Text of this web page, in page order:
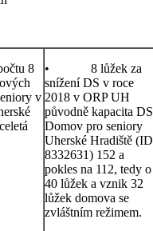
8
v
• 8 lůžek za
snížení DS v roce
2018 v ORP UH
původně kapacita DS
Domov pro seniory
Uherské Hradiště (ID
8332631) 152 a
pokles na 112, tedy o
40 lůžek a vznik 32
lůžek domova se
zvláštním režimem.